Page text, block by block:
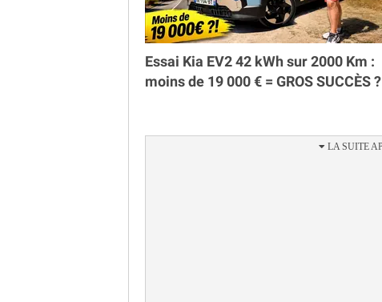
Essai Kia EV2 42 kWh sur 2000 Km :
moins de 19 000 € = GROS SUCCÈS ?